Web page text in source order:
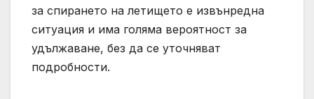
за спирането на летището е извънредна
ситуация и има голяма вероятност за
удължаване, без да се уточняват
подробности.